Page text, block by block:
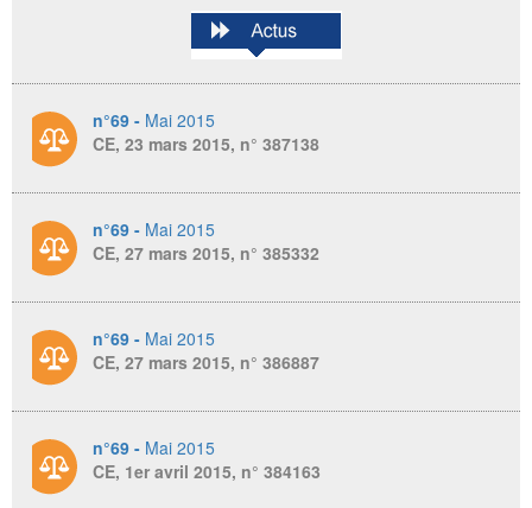
n°69 - Mai 2015
CE, 23 mars 2015, n° 387138
n°69 - Mai 2015
CE, 27 mars 2015, n° 385332
n°69 - Mai 2015
CE, 27 mars 2015, n° 386887
n°69 - Mai 2015
CE, 1er avril 2015, n° 384163